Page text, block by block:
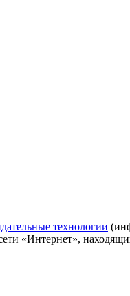
технологии
«Интернет»,